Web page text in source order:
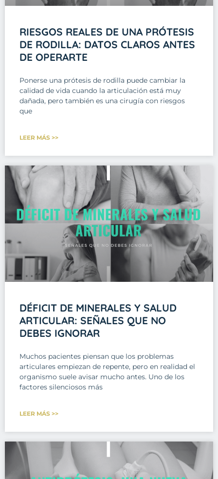
RIESGOS REALES DE UNA PRÓTESIS
DE RODILLA: DATOS CLAROS ANTES
DE OPERARTE
Ponerse una prótesis de rodilla puede cambiar la
calidad de vida cuando la articulación está muy
dañada, pero también es una cirugía con riesgos
que
LEER MÁS >>
DÉFICIT DE MINERALES Y SALUD
ARTICULAR: SEÑALES QUE NO
DEBES IGNORAR
Muchos pacientes piensan que los problemas
articulares empiezan de repente, pero en realidad el
organismo suele avisar mucho antes. Uno de los
factores silenciosos más
LEER MÁS >>